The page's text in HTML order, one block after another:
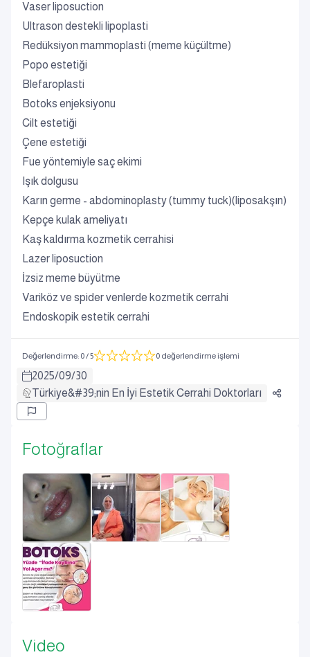
Vaser liposuction
Ultrason destekli lipoplasti
Redüksiyon mammoplasti (meme küçültme)
Popo estetiği
Blefaroplasti
Botoks enjeksiyonu
Cilt estetiği
Çene estetiği
Fue yöntemiyle saç ekimi
Işık dolgusu
Karın germe - abdominoplasty (tummy tuck)(liposakşın)
Kepçe kulak ameliyatı
Kaş kaldırma kozmetik cerrahisi
Lazer liposuction
İzsiz meme büyütme
Variköz ve spider venlerde kozmetik cerrahi
Endoskopik estetik cerrahi
Değerlendirme: 0/ 5 0 değerlendirme işlemi
2025/09/30
Türkiye&#39;nin En İyi Estetik Cerrahi Doktorları
Fotoğraflar
Video